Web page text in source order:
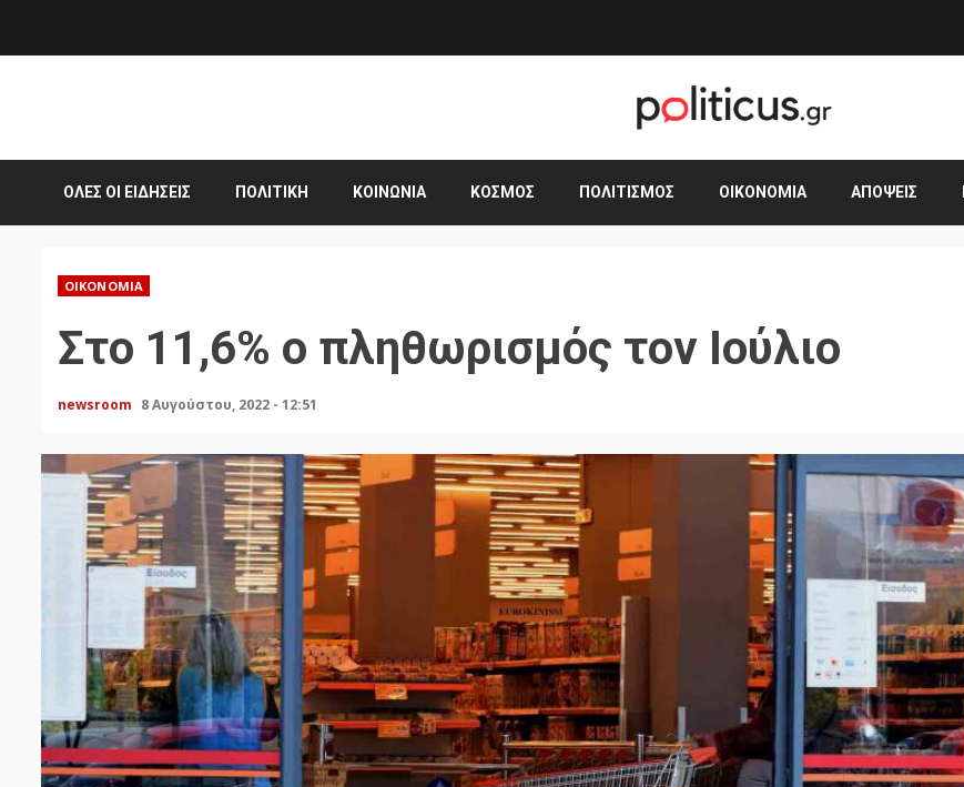
ΌΛΕΣ ΟΙ ΕΙΔΉΣΕΙΣ ΠΟΛΙΤΙΚΉ ΚΟΙΝΩΝΊΑ ΚΌΣΜΟΣ ΠΟΛΙΤΙΣΜΌΣ ΟΙΚΟΝΟΜΊΑ ΑΠΌΨΕΙΣ
ΟΙΚΟΝΟΜΊΑ
Στο 11,6% ο πληθωρισμός τον Ιούλιο
newsroom 8 Αυγούστου, 2022 - 12:51